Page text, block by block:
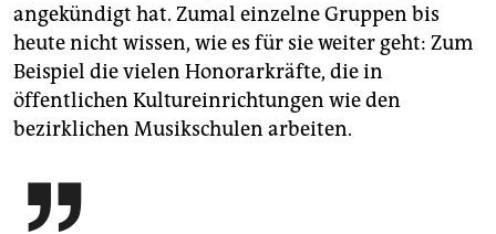
angekündigt hat. Zumal einzelne Gruppen bis
heute nicht wissen, wie es für sie weiter geht: Zum
Beispiel die vielen Honorarkräfte, die in
öffentlichen Kultureinrichtungen wie den
bezirklichen Musikschulen arbeiten.
